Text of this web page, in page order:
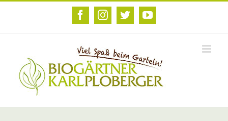
Zum
FacebookInstagram
TwitterYouTube